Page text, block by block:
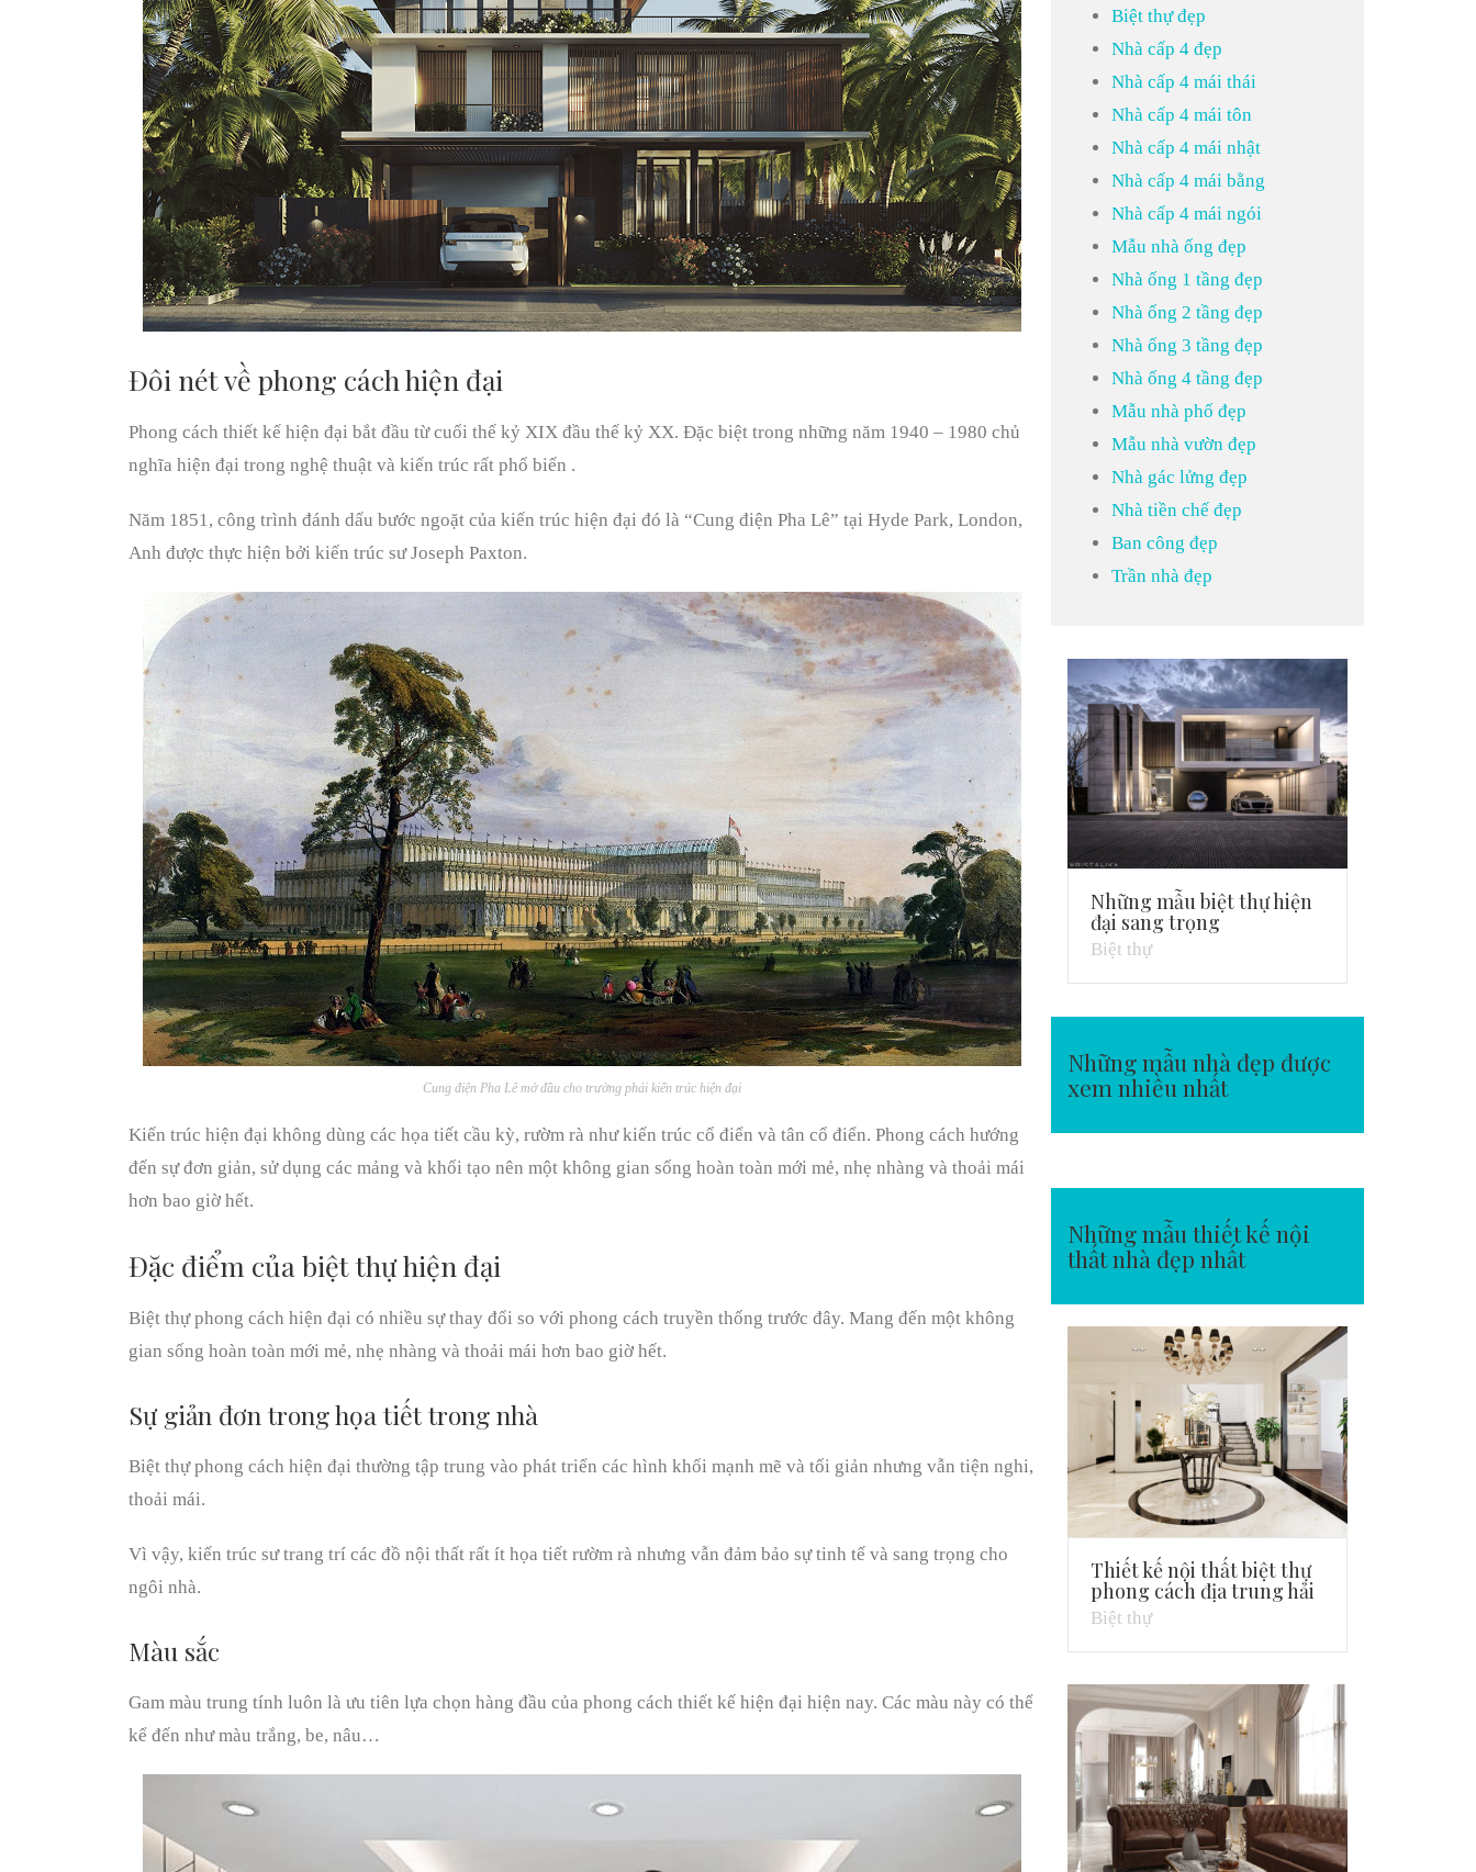
Đôi nét về phong cách hiện đại
Phong cách thiết kế hiện đại bắt đầu từ cuối thế kỷ XIX đầu thế kỷ XX. Đặc biệt trong những năm 1940 – 1980 chủ
nghĩa hiện đại trong nghệ thuật và kiến ​​trúc rất phổ biến .
Năm 1851, công trình đánh dấu bước ngoặt của kiến trúc hiện đại đó là “Cung điện Pha Lê” tại Hyde Park, London,
Anh được thực hiện bởi kiến trúc sư Joseph Paxton.
Cung điện Pha Lê mở đầu cho trường phái kiến trúc hiện đại
Kiến trúc hiện đại không dùng các họa tiết cầu kỳ, rườm rà như kiến trúc cổ điển và tân cổ điển. Phong cách hướng
đến sự đơn giản, sử dụng các mảng và khối tạo nên một không gian sống hoàn toàn mới mẻ, nhẹ nhàng và thoải mái
hơn bao giờ hết.
Đặc điểm của biệt thự hiện đại
Biệt thự phong cách hiện đại có nhiều sự thay đổi so với phong cách truyền thống trước đây. Mang đến một không
gian sống hoàn toàn mới mẻ, nhẹ nhàng và thoải mái hơn bao giờ hết.
Sự giản đơn trong họa tiết trong nhà
Biệt thự phong cách hiện đại thường tập trung vào phát triển các hình khối mạnh mẽ và tối giản nhưng vẫn tiện nghi,
thoải mái.
Vì vậy, kiến trúc sư trang trí các đồ nội thất rất ít họa tiết rườm rà nhưng vẫn đảm bảo sự tinh tế và sang trọng cho
ngôi nhà.
Màu sắc
Gam màu trung tính luôn là ưu tiên lựa chọn hàng đầu của phong cách thiết kế hiện đại hiện nay. Các màu này có thể
kể đến như màu trắng, be, nâu…
Biệt thự đẹp
Nhà cấp 4 đẹp
Nhà cấp 4 mái thái
Nhà cấp 4 mái tôn
Nhà cấp 4 mái nhật
Nhà cấp 4 mái bằng
Nhà cấp 4 mái ngói
Mẫu nhà ống đẹp
Nhà ống 1 tầng đẹp
Nhà ống 2 tầng đẹp
Nhà ống 3 tầng đẹp
Nhà ống 4 tầng đẹp
Mẫu nhà phố đẹp
Mẫu nhà vườn đẹp
Nhà gác lửng đẹp
Nhà tiền chế đẹp
Ban công đẹp
Trần nhà đẹp
Những mẫu biệt thự hiện
đại sang trọng
Biệt thự
Những mẫu nhà đẹp được
xem nhiều nhất
Những mẫu thiết kế nội
thất nhà đẹp nhất
Thiết kế nội thất biệt thự
phong cách địa trung hải
Biệt thự